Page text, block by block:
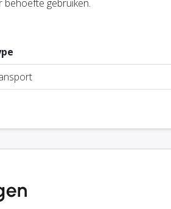
behoefte gebruiken.